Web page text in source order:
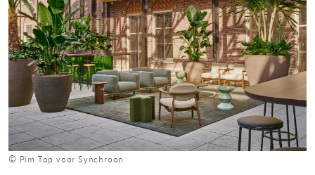
© Pim Top voor Synchroon